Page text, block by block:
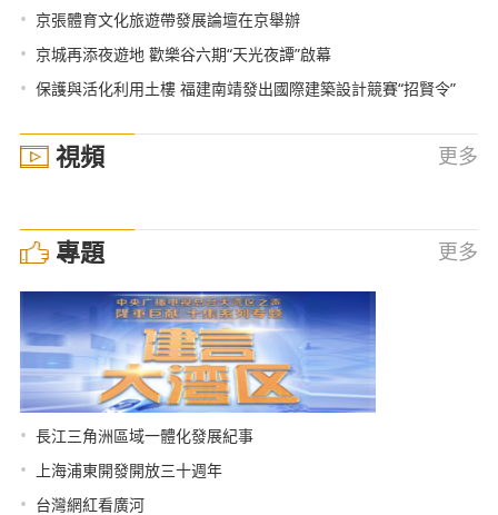
• 京張體育文化旅遊帶發展論壇在京舉辦
• 京城再添夜遊地 歡樂谷六期“天光夜譚”啟幕
• 保護與活化利用土樓 福建南靖發出國際建築設計競賽“招賢令”
視頻 更多
專題 更多
• 長江三角洲區域一體化發展紀事
• 上海浦東開發開放三十週年
• 台灣網紅看廣河